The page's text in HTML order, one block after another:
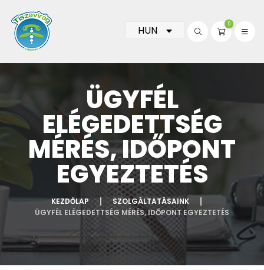
HUN 0
ÜGYFÉL
ELÉGEDETTSÉG
MÉRÉS, IDŐPONT
EGYEZTETÉS
KEZDŐLAP
SZOLGÁLTATÁSAINK
ÜGYFÉL ELÉGEDETTSÉG MÉRÉS, IDŐPONT EGYEZTETÉS